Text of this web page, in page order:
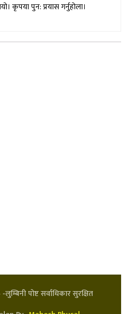
कृपया पुन: प्रयास गर्नुहोला।
-लुम्बिनी पोष्ट सर्वाधिकार सुरक्षित